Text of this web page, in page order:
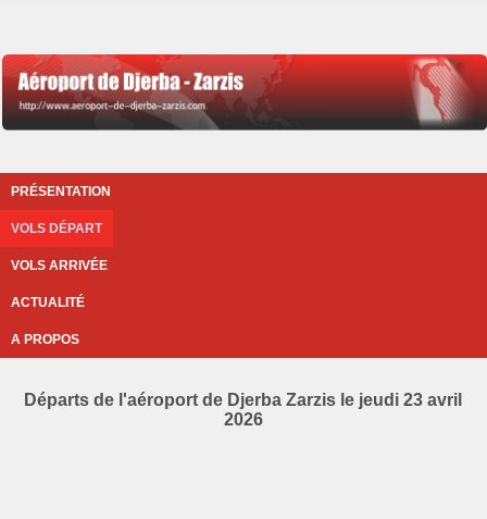
PRÉSENTATION
VOLS DÉPART
VOLS ARRIVÉE
ACTUALITÉ
A PROPOS
Départs de l'aéroport de Djerba Zarzis le jeudi 23 avril
2026